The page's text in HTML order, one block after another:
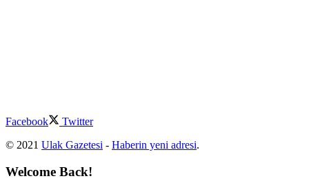
Facebook
Twitter
© 2021 Ulak Gazetesi - Haberin yeni adresi.
Welcome Back!